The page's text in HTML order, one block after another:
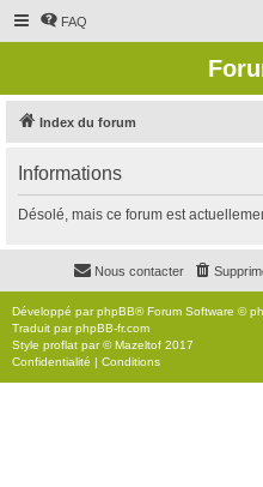
FAQ
Index du forum
Informations
Désolé, mais ce forum est
Nous contacter
Développé parphpBB® Forum Software ©
Traduit parphpBB-fr.com
Style proflat par ©Mazeltof 2017
Confidentialité | Conditions